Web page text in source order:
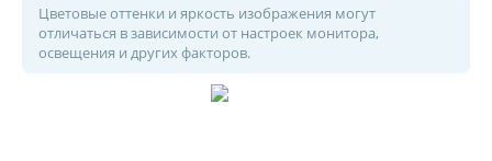
Цветовые оттенки и яркость изображения могут
отличаться в зависимости от настроек монитора,
освещения и других факторов.